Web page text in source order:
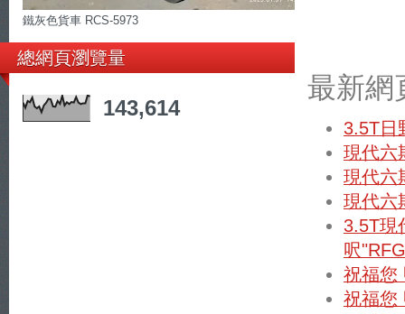
鐵灰色貨車 RCS-5973
總網頁瀏覽量
143,614
最新網
3.5T日
現代六
現代六
現代六
3.5T現
呎
祝福您
祝福您